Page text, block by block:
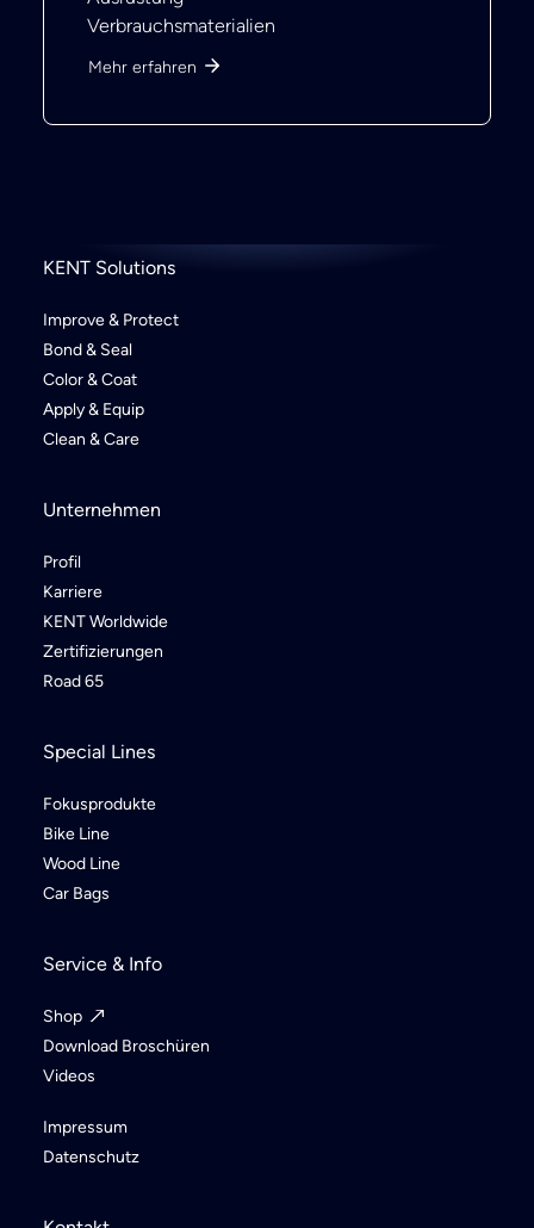
Verbrauchsmaterialien
Mehr erfahren
KENT Solutions
Improve & Protect
Bond & Seal
Color & Coat
Apply & Equip
Clean & Care
Unternehmen
Profil
Karriere
KENT Worldwide
Zertifizierungen
Road 65
Special Lines
Fokusprodukte
Bike Line
Wood Line
Car Bags
Service & Info
Shop
Download Broschüren
Videos
Impressum
Datenschutz